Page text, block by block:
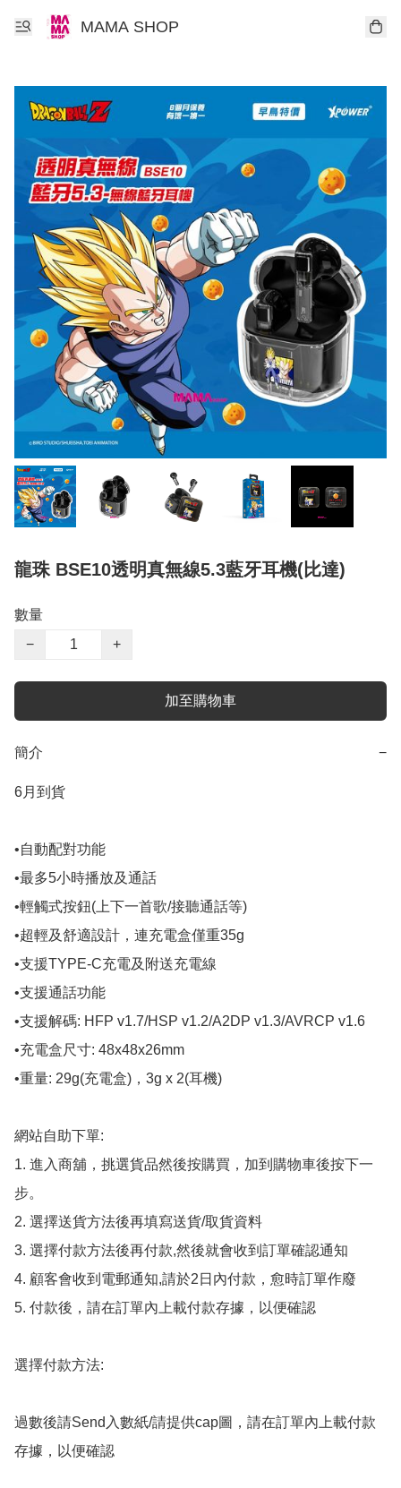
MAMA SHOP
龍珠 BSE10透明真無線5.3藍牙耳機(比達)
數量
−
+
加至購物車
簡介 −
6月到貨
•自動配對功能
•最多5小時播放及通話
•輕觸式按鈕(上下一首歌/接聽通話等)
•超輕及舒適設計，連充電盒僅重35g
•支援TYPE-C充電及附送充電線
•支援通話功能
•支援解碼: HFP v1.7/HSP v1.2/A2DP v1.3/AVRCP v1.6
•充電盒尺寸: 48x48x26mm
•重量: 29g(充電盒)，3g x 2(耳機)
網站自助下單:
1. 進入商舖，挑選貨品然後按購買，加到購物車後按下一
步。
2. 選擇送貨方法後再填寫送貨/取貨資料
3. 選擇付款方法後再付款,然後就會收到訂單確認通知
4. 顧客會收到電郵通知,請於2日內付款，愈時訂單作廢
5. 付款後，請在訂單內上載付款存據，以便確認
選擇付款方法:
過數後請Send入數紙/請提供cap圖，請在訂單內上載付款
存據，以便確認